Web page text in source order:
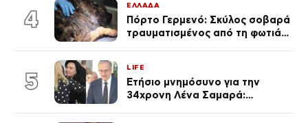
του Θεού»
4
ΕΛΛΑΔΑ
Πόρτο Γερμενό: Σκύλος σοβαρά
τραυματισμένος από τη φωτιά
5
LIFE
Ετήσιο μνημόσυνο για την
34χρονη Λένα Σαμαρά: